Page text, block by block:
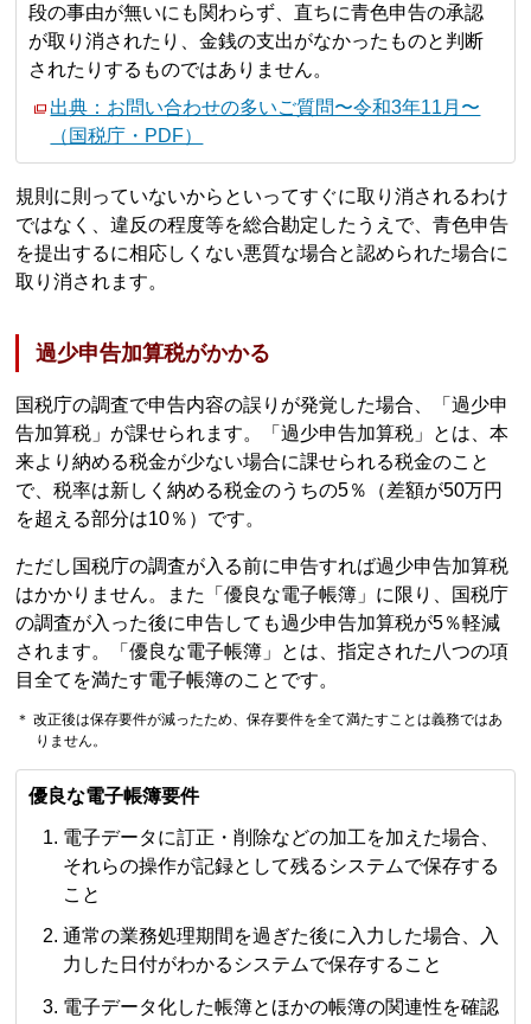
段の事由が無いにも関わらず、直ちに青色申告の承認
が取り消されたり、金銭の支出がなかったものと判断
されたりするものではありません。
出典：お問い合わせの多いご質問〜令和3年11月〜
（国税庁・PDF）
規則に則っていないからといってすぐに取り消されるわけ
ではなく、違反の程度等を総合勘定したうえで、青色申告
を提出するに相応しくない悪質な場合と認められた場合に
取り消されます。
過少申告加算税がかかる
国税庁の調査で申告内容の誤りが発覚した場合、「過少申
告加算税」が課せられます。「過少申告加算税」とは、本
来より納める税金が少ない場合に課せられる税金のこと
で、税率は新しく納める税金のうちの5％（差額が50万円
を超える部分は10％）です。
ただし国税庁の調査が入る前に申告すれば過少申告加算税
はかかりません。また「優良な電子帳簿」に限り、国税庁
の調査が入った後に申告しても過少申告加算税が5％軽減
されます。「優良な電子帳簿」とは、指定された八つの項
目全てを満たす電子帳簿のことです。
＊ 改正後は保存要件が減ったため、保存要件を全て満たすことは義務ではあ
りません。
優良な電子帳簿要件
電子データに訂正・削除などの加工を加えた場合、
それらの操作が記録として残るシステムで保存する
こと
通常の業務処理期間を過ぎた後に入力した場合、入
力した日付がわかるシステムで保存すること
電子データ化した帳簿とほかの帳簿の関連性を確認